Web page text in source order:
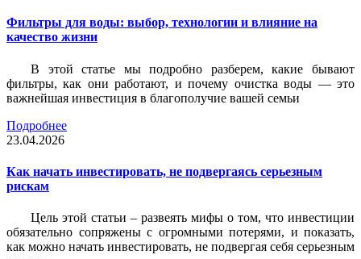
Фильтры для воды: выбор, технологии и влияние на
качество жизни
В этой статье мы подробно разберем, какие бывают
фильтры, как они работают, и почему очистка воды — это
важнейшая инвестиция в благополучие вашей семьи
Подробнее
23.04.2026
Как начать инвестировать, не подвергаясь серьезным
рискам
Цель этой статьи – развеять мифы о том, что инвестиции
обязательно сопряжены с огромными потерями, и показать,
как можно начать инвестировать, не подвергая себя серьезным